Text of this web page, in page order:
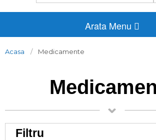
Arata Menu
Acasa Medicamente
Filtru